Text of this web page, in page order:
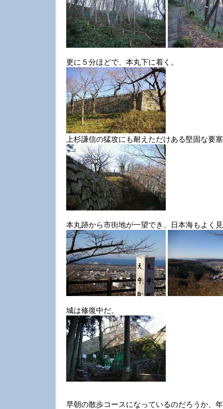
更に５分ほどで、本丸下に着く。
上杉謙信の猛攻にも耐えただけある堅固な要
本丸跡から市街地が一望でき、日本海もよく
城は修復中だ。
早朝の散歩コースになっているのだろうか、